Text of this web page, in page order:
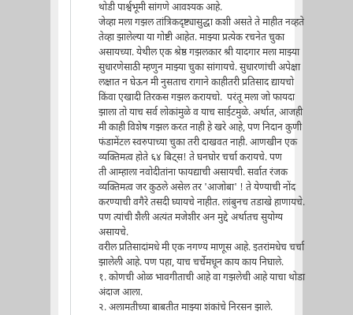
थोडी पार्श्वभूमी सांगणे आवश्यक आहे.
जेव्हा मला गझल तांत्रिकदृष्ट्यासुद्धा कशी असते ते माहीत नव्हते
तेव्हा झालेल्या या गोष्टी आहेत. माझ्या प्रत्येक रचनेत चुका
असायच्या. येथील एक श्रेष्ठ गझलकार श्री यादगार मला माझ्या
सुधारणेसाठी म्हणुन माझ्या चुका सांगायचे. सुधारणांची अपेक्षा
लक्षात न घेऊन मी नुसताच रागाने काहीतरी प्रतिसाद द्यायचो
किंवा एखादी तिरकस गझल करायचो. परंतू मला जो फायदा
झाला तो याच सर्व लोकांमुळे व याच साईटमुळे. अर्थात, आजही
मी काही विशेष गझल करत नाही हे खरे आहे, पण निदान कुणी
फंडामेंटल स्वरुपाच्या चुका तरी दाखवत नाही. आणखीन एक
व्यक्तिमत्व होते ६४ बिट्स! ते घनघोर चर्चा करायचे. पण
ती आम्हाला नवोदीतांना फायद्याची असायची. सर्वात रंजक
व्यक्तिमत्व जर कुठले असेल तर 'आजोबा' ! ते येण्याची नोंद
करण्याची वगैरे तसदी घ्यायचे नाहीत. लांबुनच तडाखे हाणायचे.
पण त्यांची शैली अत्यंत मजेशीर अन मुद्दे अर्थातच सुयोग्य
असायचे.
वरील प्रतिसादांमधे मी एक नगण्य माणूस आहे. इतरांमधेच चर्चा
झालेली आहे. पण पहा, याच चर्चेमधून काय काय निघाले.
१. कोणची ओळ भावगीताची आहे वा गझलेची आहे याचा थोडा
अंदाज आला.
२. अलामतीच्या बाबतीत माझ्या शंकांचे निरसन झाले.